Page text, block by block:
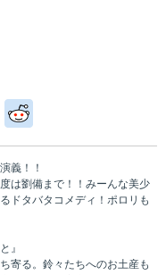
義！！
は劉備まで！！みーんな美少
ドタバタコメディ！ポロリも
』
寄る。鈴々たちへのお土産も